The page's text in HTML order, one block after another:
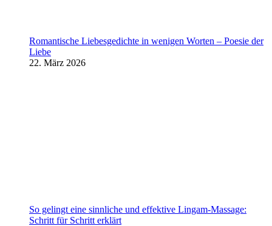
Romantische Liebesgedichte in wenigen Worten – Poesie der
Liebe
22. März 2026
So gelingt eine sinnliche und effektive Lingam-Massage:
Schritt für Schritt erklärt